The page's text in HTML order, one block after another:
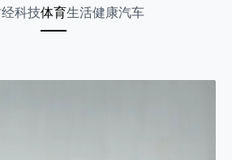
财经 科技 体育 生活 健康 汽车